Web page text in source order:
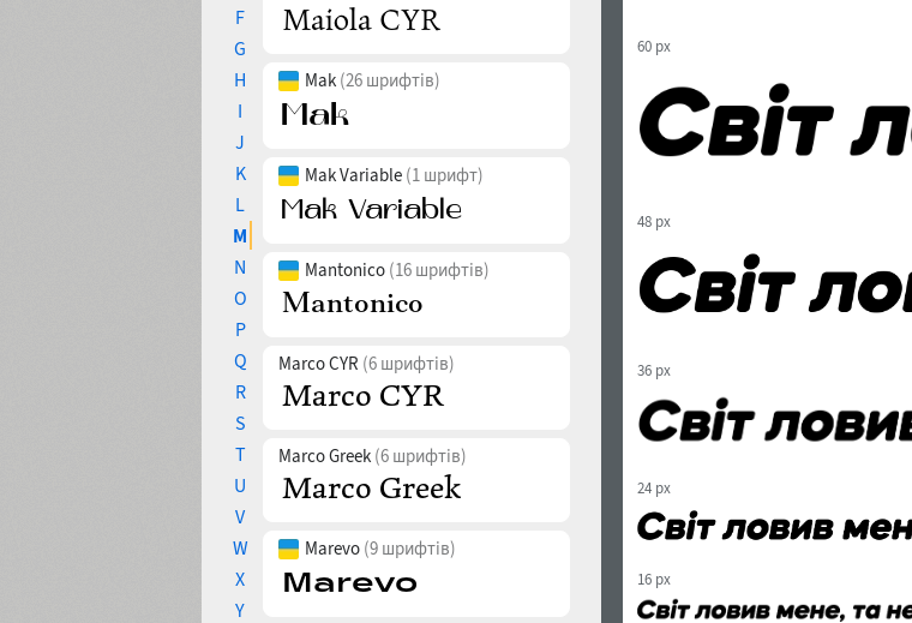
F
G
H
I
J
K
L
M
N
O
P
Q
R
S
T
U
V
W
X
Y
Mak (26 шрифтів)
Mak Variable (1 шрифт)
Mantonico (16 шрифтів)
Marco CYR (6 шрифтів)
Marco Greek (6 шрифтів)
Marevo (9 шрифтів)
60 px
48 px
36 px
24 px
16 px